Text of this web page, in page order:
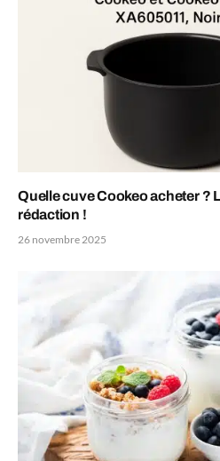
Quelle cuve Cookeo acheter ?
rédaction !
26 novembre 2025